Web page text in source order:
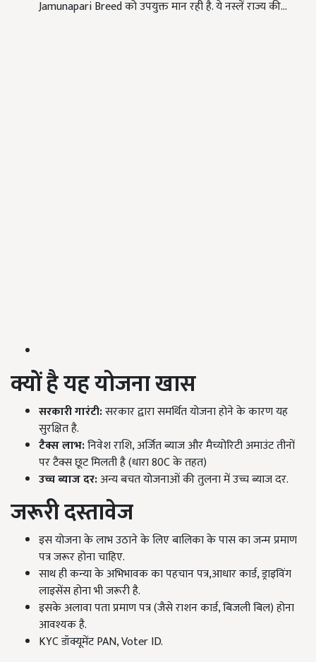
Jamunapari Breed को उपयुक्त मान रही है. ये नस्लें राज्य की…
क्यों है यह योजना खास
सरकारी गारंटी:सरकार द्वारा समर्थित योजना होने के कारण यह
सुरक्षित है.
टैक्स लाभ:निवेश राशि, अर्जित ब्याज और मैच्योरिटी अमाउंट तीनों
पर टैक्स छूट मिलती है (धारा 80C के तहत)
उच्च ब्याज दर:अन्य बचत योजनाओं की तुलना में उच्च ब्याज दर.
जरूरी दस्तावेज
इस योजना के लाभ उठाने के लिए बालिका के पास का जन्म प्रमाण
पत्र जरूर होना चाहिए.
साथ ही कन्या के अभिभावक का पहचान पत्र,आधार कार्ड, ड्राइविंग
लाइसेंस होना भी जरूरी है.
इसके अलावा पता प्रमाण पत्र (जैसे राशन कार्ड, बिजली बिल) होना
आवश्यक है.
KYC डॉक्यूमेंट PAN, Voter ID.